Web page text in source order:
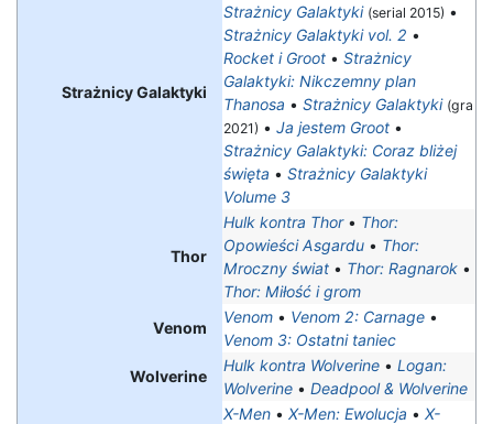
Strażnicy Galaktyki
Strażnicy Galaktyki (serial 2015) •
Strażnicy Galaktyki vol. 2 •
Rocket i Groot • Strażnicy
Galaktyki: Nikczemny plan
Thanosa • Strażnicy Galaktyki (gra
2021) • Ja jestem Groot •
Strażnicy Galaktyki: Coraz bliżej
święta • Strażnicy Galaktyki
Volume 3
Thor
Hulk kontra Thor• Thor:
Opowieści Asgardu • Thor:
Mroczny świat • Thor: Ragnarok •
Thor: Miłość i grom
Venom
Venom • Venom 2: Carnage •
Venom 3: Ostatni taniec
Wolverine
Hulk kontra Wolverine • Logan:
Wolverine • Deadpool & Wolverine
X-Men • X-Men: Ewolucja • X-